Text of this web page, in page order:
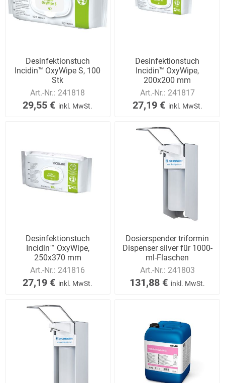
Desinfektionstuch
Incidin™ OxyWipe S, 100
Stk
Art.-Nr.: 241818
29,55 € inkl. MwSt.
Desinfektionstuch
Incidin™ OxyWipe,
200x200 mm
Art.-Nr.: 241817
27,19 € inkl. MwSt.
Desinfektionstuch
Incidin™ OxyWipe,
250x370 mm
Art.-Nr.: 241816
27,19 € inkl. MwSt.
Dosierspender triformin
Dispenser silver für 1000-
ml-Flaschen
Art.-Nr.: 241803
131,88 € inkl. MwSt.